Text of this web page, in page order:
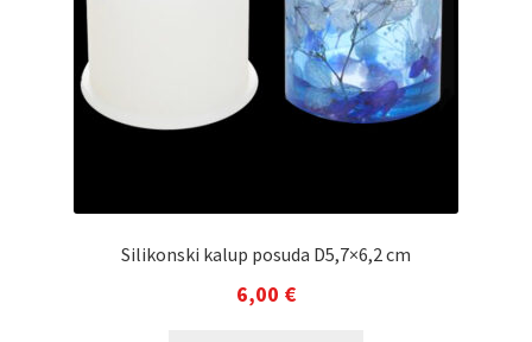
Silikonski kalup posuda D5,7×6,2 cm
6,00 €